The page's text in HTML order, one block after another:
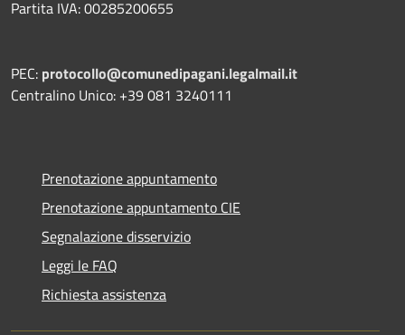
Partita IVA: 00285200655
PEC: protocollo@comunedipagani.legalmail.it
Centralino Unico: +39 081 3240111
Prenotazione appuntamento
Prenotazione appuntamento CIE
Segnalazione disservizio
Leggi le FAQ
Richiesta assistenza